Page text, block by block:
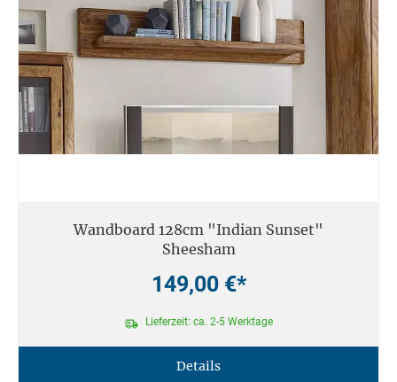
Wandboard 128cm "Indian Sunset"
Sheesham
149,00 €*
Lieferzeit: ca. 2-5 Werktage
Details